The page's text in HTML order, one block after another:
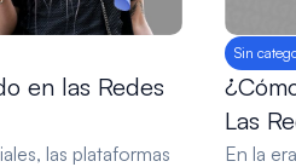
en las Redes
las plataformas
Sin
Las
En la